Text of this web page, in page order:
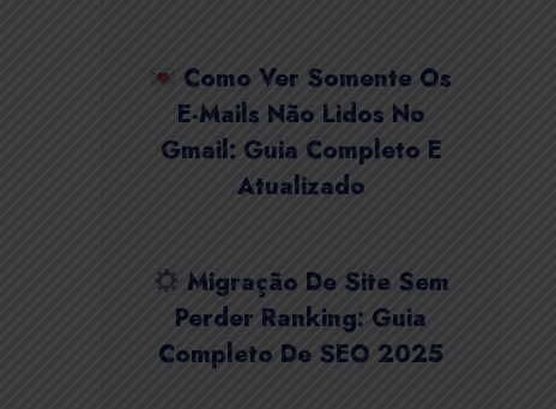
Como Ver Somente Os
E-Mails Não Lidos No
Gmail: Guia Completo E
Atualizado
Migração De Site Sem
Perder Ranking: Guia
Completo De SEO 2025